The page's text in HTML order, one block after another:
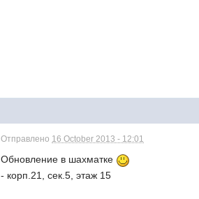
Отправлено 16 October 2013 - 12:01
Обновление в шахматке
- корп.21, сек.5, этаж 15